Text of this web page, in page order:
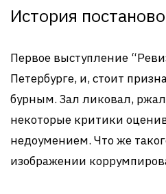
История
Первое выступление
Петербурге, и, стоит
бурным. Зал ликовал,
некоторые критики
недоумением. Что же
изображении